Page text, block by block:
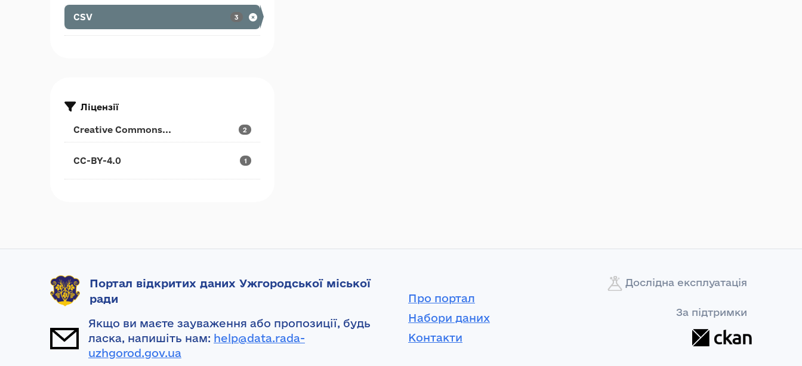
CSV 3
Ліцензії
Creative Commons... 2
CC-BY-4.0 1
Портал відкритих даних Ужгородської міської
ради
Якщо ви маєте зауваження або пропозиції, будь
ласка, напишіть нам: help@data.rada-
uzhgorod.gov.ua
Про портал
Набори даних
Контакти
Дослідна експлуатація
За підтримки